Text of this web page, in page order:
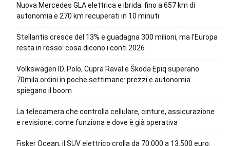
Nuova Mercedes GLA elettrica e ibrida: fino a 657 km di
autonomia e 270 km recuperati in 10 minuti
Stellantis cresce del 13% e guadagna 300 milioni, ma l’Europa
resta in rosso: cosa dicono i conti 2026
Volkswagen ID. Polo, Cupra Raval e Škoda Epiq superano
70mila ordini in poche settimane: prezzi e autonomia
spiegano il boom
La telecamera che controlla cellulare, cinture, assicurazione
e revisione: come funziona e dove è già operativa
Fisker Ocean, il SUV elettrico crolla da 70.000 a 13.500 euro: